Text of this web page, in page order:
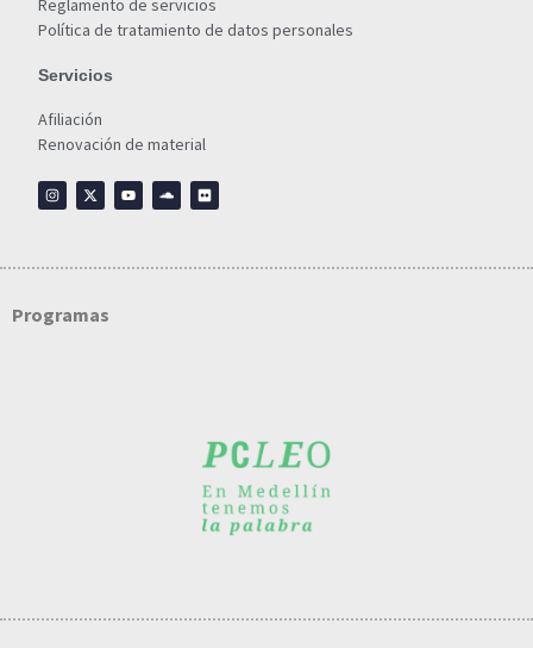
Reglamento de servicios
Política de tratamiento de datos personales
Servicios
Afiliación
Renovación de material
Programas